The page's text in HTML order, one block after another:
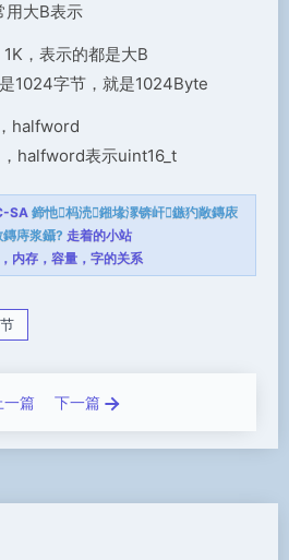
用大B表示
，表示的都是大B
1024字节，就是1024Byte
halfword
halfword表示uint16_t
SA 鍗忚杩涜鎺堟潈锛屽鏃犳敞鏄庡
庤浆鑷? 走着的小站
内存，容量，字的关系
一篇 下一篇